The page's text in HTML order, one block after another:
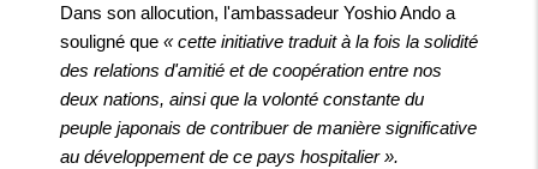
Dans son allocution, l'ambassadeur Yoshio Ando a
souligné que « cette initiative traduit à la fois la solidité
des relations d'amitié et de coopération entre nos
deux nations, ainsi que la volonté constante du
peuple japonais de contribuer de manière significative
au développement de ce pays hospitalier ».